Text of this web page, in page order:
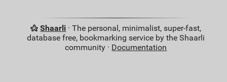
Shaarli · The personal, minimalist, super-fast,
database free, bookmarking service by the Shaarli
community · Documentation